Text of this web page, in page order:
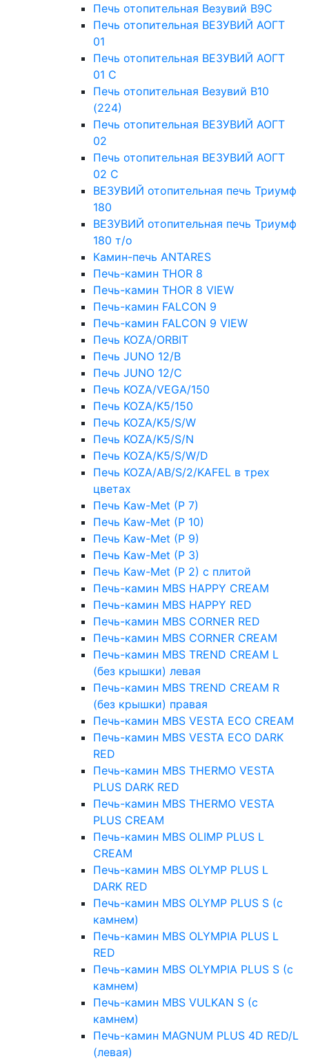
Печь отопительная Везувий В9С
Печь отопительная ВЕЗУВИЙ АОГТ
01
Печь отопительная ВЕЗУВИЙ АОГТ
01 С
Печь отопительная Везувий В10
(224)
Печь отопительная ВЕЗУВИЙ АОГТ
02
Печь отопительная ВЕЗУВИЙ АОГТ
02 С
ВЕЗУВИЙ отопительная печь Триумф
180
ВЕЗУВИЙ отопительная печь Триумф
180 т/о
Камин-печь ANTARES
Печь-камин THOR 8
Печь-камин THOR 8 VIEW
Печь-камин FALCON 9
Печь-камин FALCON 9 VIEW
Печь KOZA/ORBIT
Печь JUNO 12/B
Печь JUNO 12/C
Печь KOZA/VEGA/150
Печь KOZA/K5/150
Печь KOZA/K5/S/W
Печь KOZA/K5/S/N
Печь KOZA/K5/S/W/D
Печь KOZA/AB/S/2/KAFEL в трех
цветах
Печь Kaw-Met (P 7)
Печь Kaw-Met (P 10)
Печь Kaw-Met (P 9)
Печь Kaw-Met (P 3)
Печь Kaw-Met (P 2) с плитой
Печь-камин MBS HAPPY CREAM
Печь-камин MBS HAPPY RED
Печь-камин MBS CORNER RED
Печь-камин MBS CORNER CREAM
Печь-камин MBS TREND CREAM L
(без крышки) левая
Печь-камин MBS TREND CREAM R
(без крышки) правая
Печь-камин MBS VESTA ECO CREAM
Печь-камин MBS VESTA ECO DARK
RED
Печь-камин MBS THERMO VESTA
PLUS DARK RED
Печь-камин MBS THERMO VESTA
PLUS CREAM
Печь-камин MBS OLIMP PLUS L
CREAM
Печь-камин MBS OLYMP PLUS L
DARK RED
Печь-камин MBS OLYMP PLUS S (с
камнем)
Печь-камин MBS OLYMPIA PLUS L
RED
Печь-камин MBS OLYMPIA PLUS S (с
камнем)
Печь-камин MBS VULKAN S (с
камнем)
Печь-камин MAGNUM PLUS 4D RED/L
(левая)